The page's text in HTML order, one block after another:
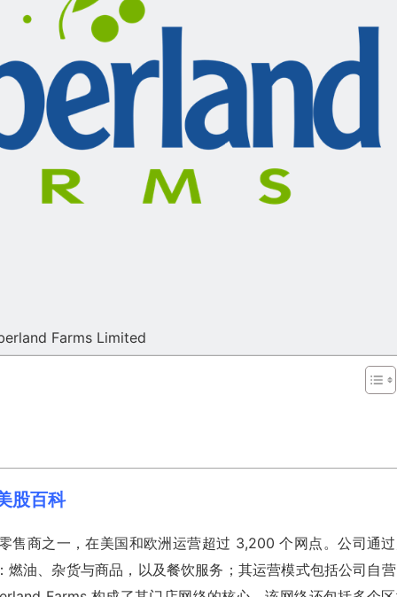
Farms Limited
股百科
售商之一，在美国和欧洲运营超过 3,200 个网点。公司通
油、杂货与商品，以及餐饮服务；其运营模式包括公司自